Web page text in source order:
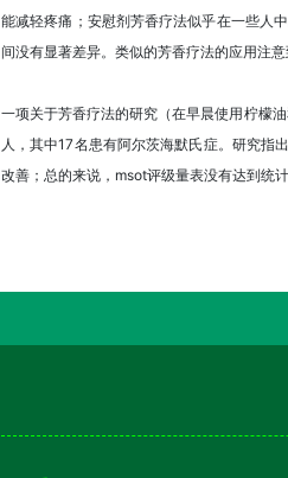
能减轻疼痛；安慰剂芳香疗法似乎在一些人
间没有显著差异。类似的芳香疗法的应用注
一项关于芳香疗法的研究（在早晨使用柠檬
人，其中17名患有阿尔茨海默氏症。研究指
改善；总的来说，msot评级量表没有达到统